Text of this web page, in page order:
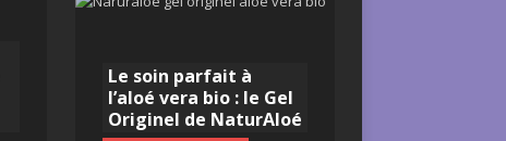
Le soin parfait à
l’aloé vera bio : le Gel
Originel de NaturAloé